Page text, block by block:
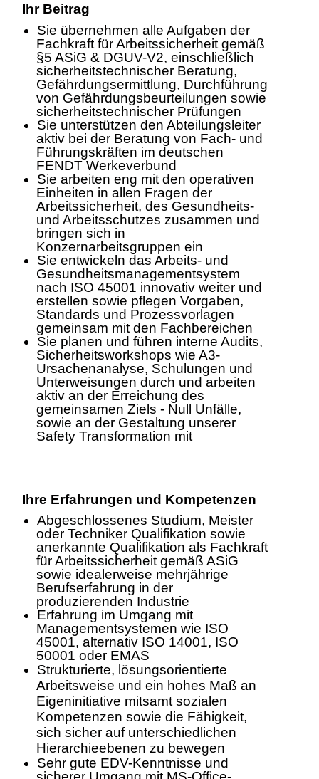
Ihr Beitrag
Sie übernehmen alle Aufgaben der
Fachkraft für Arbeitssicherheit gemäß
§5 ASiG & DGUV-V2, einschließlich
sicherheitstechnischer Beratung,
Gefährdungsermittlung, Durchführung
von Gefährdungsbeurteilungen sowie
sicherheitstechnischer Prüfungen
Sie unterstützen den Abteilungsleiter
aktiv bei der Beratung von Fach- und
Führungskräften im deutschen
FENDT Werkeverbund
Sie arbeiten eng mit den operativen
Einheiten in allen Fragen der
Arbeitssicherheit, des Gesundheits-
und Arbeitsschutzes zusammen und
bringen sich in
Konzernarbeitsgruppen ein
Sie entwickeln das Arbeits- und
Gesundheitsmanagementsystem
nach ISO 45001 innovativ weiter und
erstellen sowie pflegen Vorgaben,
Standards und Prozessvorlagen
gemeinsam mit den Fachbereichen
Sie planen und führen interne Audits,
Sicherheitsworkshops wie A3-
Ursachenanalyse, Schulungen und
Unterweisungen durch und arbeiten
aktiv an der Erreichung des
gemeinsamen Ziels - Null Unfälle,
sowie an der Gestaltung unserer
Safety Transformation mit
Ihre Erfahrungen und Kompetenzen
Abgeschlossenes Studium, Meister
oder Techniker Qualifikation sowie
anerkannte Qualifikation als Fachkraft
für Arbeitssicherheit gemäß ASiG
sowie idealerweise mehrjährige
Berufserfahrung in der
produzierenden Industrie
Erfahrung im Umgang mit
Managementsystemen wie ISO
45001, alternativ ISO 14001, ISO
50001 oder EMAS
Strukturierte, lösungsorientierte
Arbeitsweise und ein hohes Maß an
Eigeninitiative mitsamt sozialen
Kompetenzen sowie die Fähigkeit,
sich sicher auf unterschiedlichen
Hierarchieebenen zu bewegen
Sehr gute EDV-Kenntnisse und